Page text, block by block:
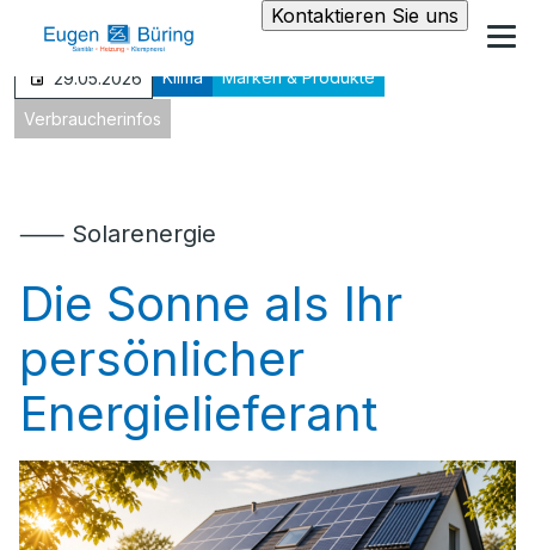
Kontaktieren Sie uns
29.05.2026 Klima Marken & Produkte
Verbraucherinfos
⸺ Solarenergie
Die Sonne als Ihr
persönlicher
Energielieferant